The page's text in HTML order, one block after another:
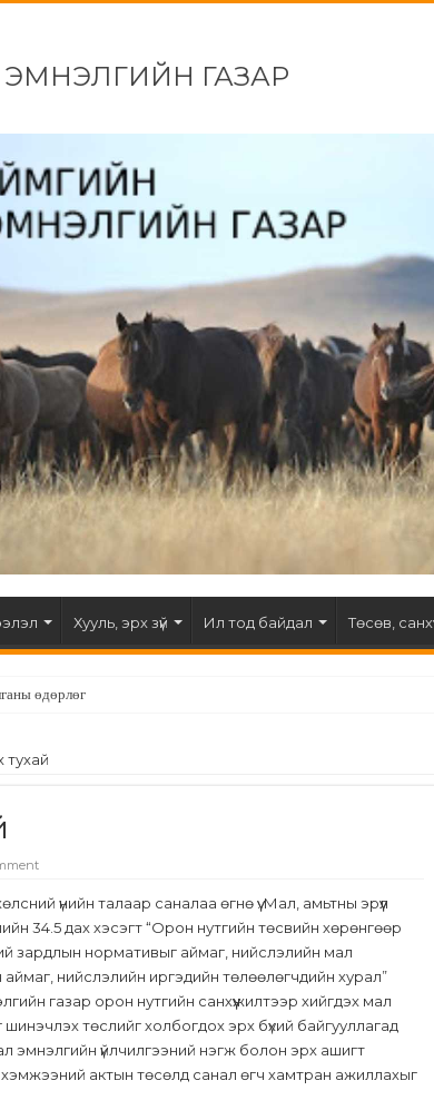
ГАЗАР
Хууль, эрх зүй Ил тод байдал Төсөв, санхүү
өдөрлөг
тухай
үнийн талаар саналаа өгнө үү. Мал, амьтны эрүүл
34.5 дах хэсэгт “Орон нутгийн төсвийн хөрөнгөөр
зардлын нормативыг аймаг, нийслэлийн мал
нийслэлийн иргэдийн төлөөлөгчдийн хурал”
газар орон нутгийн санхүүжилтээр хийгдэх мал
шинэчлэх төслийг холбогдох эрх бүхий байгууллагад
эмнэлгийн үйлчилгээний нэгж болон эрх ашигт
актын төсөлд санал өгч хамтран ажиллахыг